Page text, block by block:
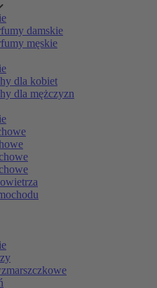
damskie
męskie
dla kobiet
dla mężczyzn